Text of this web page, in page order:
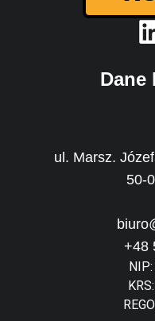
Dane
ul. Marsz.
50-
+48